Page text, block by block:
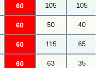
60 105 105
60 50 40
60 115 65
60 63 35